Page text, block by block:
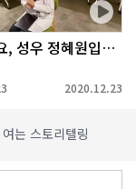
안녕하세요, 성우 정혜원입니다.
2020.12.23
는 스토리텔링
들이 추천한 오디오북